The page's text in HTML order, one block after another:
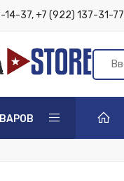
14-37,+7 (922) 137-31-77